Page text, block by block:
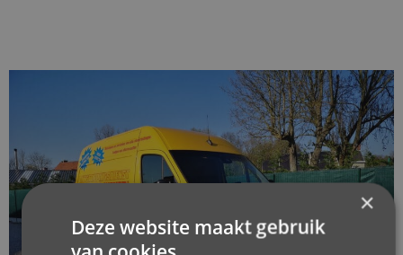
×
Deze website maakt gebruik